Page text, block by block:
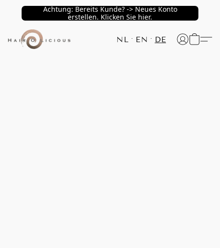
Achtung: Bereits Kunde? -> Neues Konto
erstellen. Klicken Sie hier.
NL EN DE